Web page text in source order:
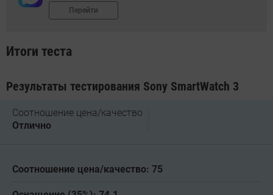
Перейти
Итоги теста
Результаты тестирования Sony SmartWatch 3
Соотношение цена/качество
Отлично
Соотношение цена/качество: 75